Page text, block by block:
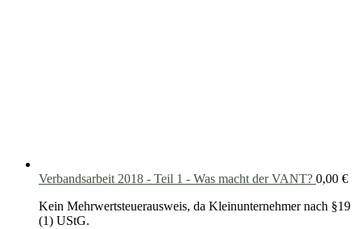
Verbandsarbeit 2018 - Teil 1 - Was macht der VANT? 0,00 €
Kein Mehrwertsteuerausweis, da Kleinunternehmer nach §19
(1) UStG.